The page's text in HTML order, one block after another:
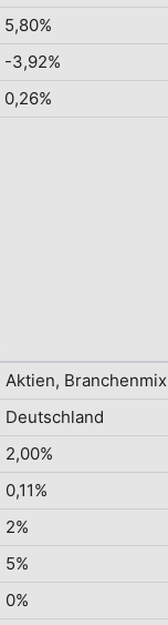
5,80%
-3,92%
0,26%
Aktien, Branchenmix
Deutschland
2,00%
0,11%
2%
5%
0%